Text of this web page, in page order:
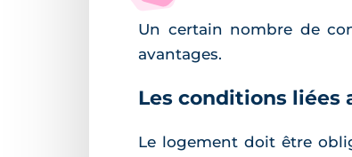
Un certain nombre de
avantages.
Les conditions liées
Le logement doit être